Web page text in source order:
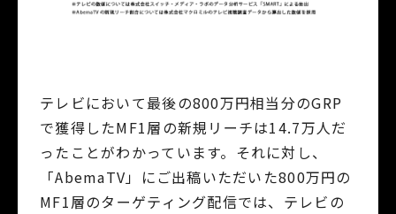
テレビにおいて最後の800万円相当分のGRP
で獲得したMF1層の新規リーチは14.7万人だ
ったことがわかっています。それに対し、
「AbemaTV」にご出稿いただいた800万円の
MF1層のターゲティング配信では、テレビの